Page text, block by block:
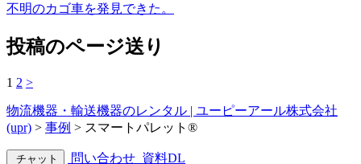
不明のカゴ車を発見できた。
投稿のページ送り
1 2 >
物流機器・輸送機器のレンタル | ユーピーアール株式会社
(upr) > 事例 > スマートパレット®
チャット 問い合わせ 資料DL